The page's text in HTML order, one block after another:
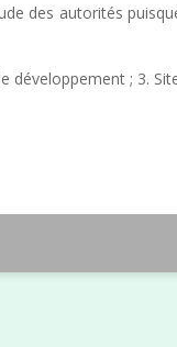
des autorités
; 3.